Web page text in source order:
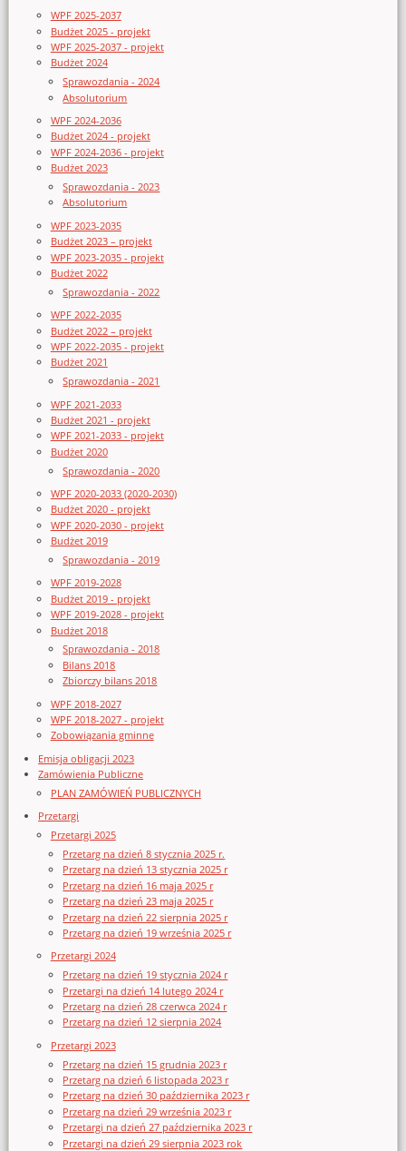
WPF 2025-2037
Budżet 2025 - projekt
WPF 2025-2037 - projekt
Budżet 2024
Sprawozdania - 2024
Absolutorium
WPF 2024-2036
Budżet 2024 - projekt
WPF 2024-2036 - projekt
Budżet 2023
Sprawozdania - 2023
Absolutorium
WPF 2023-2035
Budżet 2023 – projekt
WPF 2023-2035 - projekt
Budżet 2022
Sprawozdania - 2022
WPF 2022-2035
Budżet 2022 – projekt
WPF 2022-2035 - projekt
Budżet 2021
Sprawozdania - 2021
WPF 2021-2033
Budżet 2021 - projekt
WPF 2021-2033 - projekt
Budżet 2020
Sprawozdania - 2020
WPF 2020-2033 (2020-2030)
Budżet 2020 - projekt
WPF 2020-2030 - projekt
Budżet 2019
Sprawozdania - 2019
WPF 2019-2028
Budżet 2019 - projekt
WPF 2019-2028 - projekt
Budżet 2018
Sprawozdania - 2018
Bilans 2018
Zbiorczy bilans 2018
WPF 2018-2027
WPF 2018-2027 - projekt
Zobowiązania gminne
Emisja obligacji 2023
Zamówienia Publiczne
PLAN ZAMÓWIEŃ PUBLICZNYCH
Przetargi
Przetargi 2025
Przetarg na dzień 8 stycznia 2025 r.
Przetarg na dzień 13 stycznia 2025 r
Przetarg na dzień 16 maja 2025 r
Przetarg na dzień 23 maja 2025 r
Przetarg na dzień 22 sierpnia 2025 r
Przetarg na dzień 19 września 2025 r
Przetargi 2024
Przetarg na dzień 19 stycznia 2024 r
Przetargi na dzień 14 lutego 2024 r
Przetarg na dzień 28 czerwca 2024 r
Przetarg na dzień 12 sierpnia 2024
Przetargi 2023
Przetarg na dzień 15 grudnia 2023 r
Przetarg na dzień 6 listopada 2023 r
Przetarg na dzień 30 października 2023 r
Przetarg na dzień 29 września 2023 r
Przetargi na dzień 27 października 2023 r
Przetargi na dzień 29 sierpnia 2023 rok